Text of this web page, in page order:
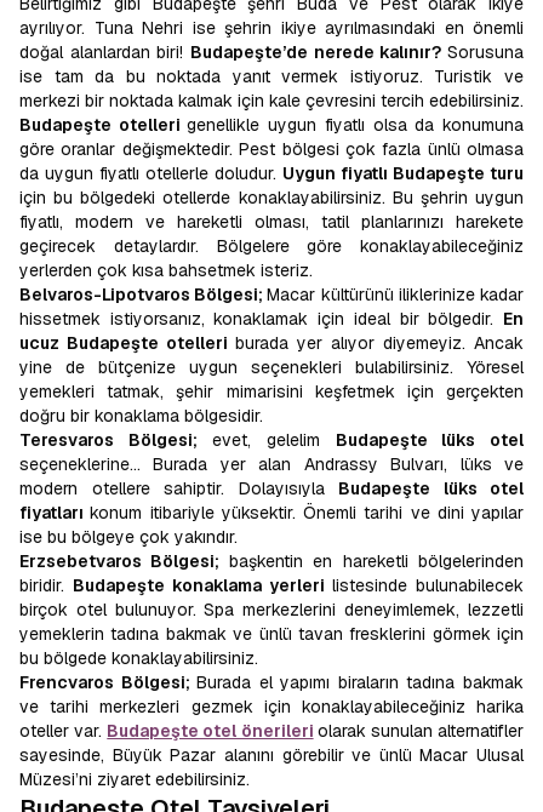
ayrılıyor. Tuna Nehri ise şehrin ikiye ayrılmasındaki en önemli
doğal alanlardan biri! Budapeşte’de nerede kalınır? Sorusuna
ise tam da bu noktada yanıt vermek istiyoruz. Turistik ve
merkezi bir noktada kalmak için kale çevresini tercih edebilirsiniz.
Budapeşte otellerigenellikle uygun fiyatlı olsa da konumuna
göre oranlar değişmektedir. Pest bölgesi çok fazla ünlü olmasa
da uygun fiyatlı otellerle doludur. Uygun fiyatlı Budapeşte turu
için bu bölgedeki otellerde konaklayabilirsiniz. Bu şehrin uygun
fiyatlı, modern ve hareketli olması, tatil planlarınızı harekete
geçirecek detaylardır. Bölgelere göre konaklayabileceğiniz
yerlerden çok kısa bahsetmek isteriz.
Belvaros-Lipotvaros Bölgesi;Macar kültürünü iliklerinize kadar
hissetmek istiyorsanız, konaklamak için ideal bir bölgedir. En
ucuz Budapeşte otelleri burada yer alıyor diyemeyiz. Ancak
yine de bütçenize uygun seçenekleri bulabilirsiniz. Yöresel
yemekleri tatmak, şehir mimarisini keşfetmek için gerçekten
doğru bir konaklama bölgesidir.
Teresvaros Bölgesi; evet, gelelim Budapeşte lüks otel
seçeneklerine… Burada yer alan Andrassy Bulvarı, lüks ve
modern otellere sahiptir. Dolayısıyla Budapeşte lüks otel
fiyatlarıkonum itibariyle yüksektir. Önemli tarihi ve dini yapılar
ise bu bölgeye çok yakındır.
Erzsebetvaros Bölgesi; başkentin en hareketli bölgelerinden
biridir. Budapeşte konaklama yerleri listesinde bulunabilecek
birçok otel bulunuyor. Spa merkezlerini deneyimlemek, lezzetli
yemeklerin tadına bakmak ve ünlü tavan fresklerini görmek için
bu bölgede konaklayabilirsiniz.
Frencvaros Bölgesi;Burada el yapımı biraların tadına bakmak
ve tarihi merkezleri gezmek için konaklayabileceğiniz harika
oteller var. Budapeşte otel önerileri olarak sunulan alternatifler
sayesinde, Büyük Pazar alanını görebilir ve ünlü Macar Ulusal
Müzesi’ni ziyaret edebilirsiniz.